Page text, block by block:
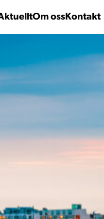
Om ossKontakt